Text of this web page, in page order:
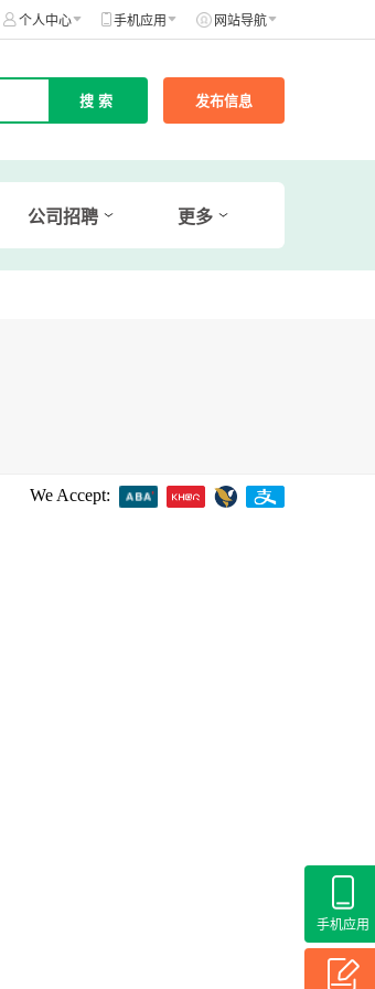
个人中心 手机应用 网站导航
发布信息
公司招聘 更多
手机应用
We Accept: